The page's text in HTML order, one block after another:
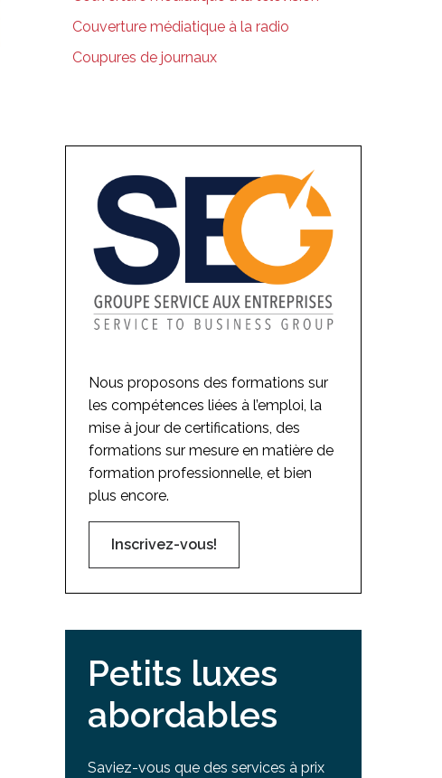
Couverture médiatique à la radio
Coupures de journaux
Nous proposons des formations sur
les compétences liées à l’emploi, la
mise à jour de certifications, des
formations sur mesure en matière de
formation professionnelle, et bien
plus encore.
Inscrivez-vous!
Petits luxes
abordables
Saviez-vous que des services à prix